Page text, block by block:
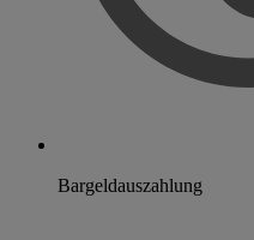
Bargeldauszahlung